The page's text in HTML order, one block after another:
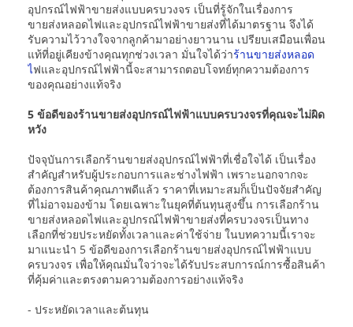
อุปกรณ์ไฟฟ้าขายส่งแบบครบวงจร เป็นที่รู้จักในเรื่องการ
ขายส่งหลอดไฟและอุปกรณ์ไฟฟ้าขายส่งที่ได้มาตรฐาน จึงได้
รับความไว้วางใจจากลูกค้ามาอย่างยาวนาน เปรียบเสมือนเพื่อน
แท้ที่อยู่เคียงข้างคุณทุกช่วงเวลา มั่นใจได้ว่าร้านขายส่งหลอด
ไฟและอุปกรณ์ไฟฟ้านี้จะสามารถตอบโจทย์ทุกความต้องการ
ของคุณอย่างแท้จริง
5 ข้อดีของร้านขายส่งอุปกรณ์ไฟฟ้าแบบครบวงจรที่คุณจะไม่ผิด
หวัง
ปัจจุบันการเลือกร้านขายส่งอุปกรณ์ไฟฟ้าที่เชื่อใจได้ เป็นเรื่อง
สำคัญสำหรับผู้ประกอบการและช่างไฟฟ้า เพราะนอกจากจะ
ต้องการสินค้าคุณภาพดีแล้ว ราคาที่เหมาะสมก็เป็นปัจจัยสำคัญ
ที่ไม่อาจมองข้าม โดยเฉพาะในยุคที่ต้นทุนสูงขึ้น การเลือกร้าน
ขายส่งหลอดไฟและอุปกรณ์ไฟฟ้าขายส่งที่ครบวงจรเป็นทาง
เลือกที่ช่วยประหยัดทั้งเวลาและค่าใช้จ่าย ในบทความนี้เราจะ
มาแนะนำ 5 ข้อดีของการเลือกร้านขายส่งอุปกรณ์ไฟฟ้าแบบ
ครบวงจร เพื่อให้คุณมั่นใจว่าจะได้รับประสบการณ์การซื้อสินค้า
ที่คุ้มค่าและตรงตามความต้องการอย่างแท้จริง
- ประหยัดเวลาและต้นทุน